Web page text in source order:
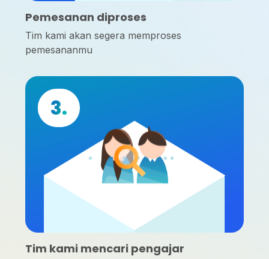
Pemesanan diproses
Tim kami akan segera memproses
pemesananmu
Tim kami mencari pengajar